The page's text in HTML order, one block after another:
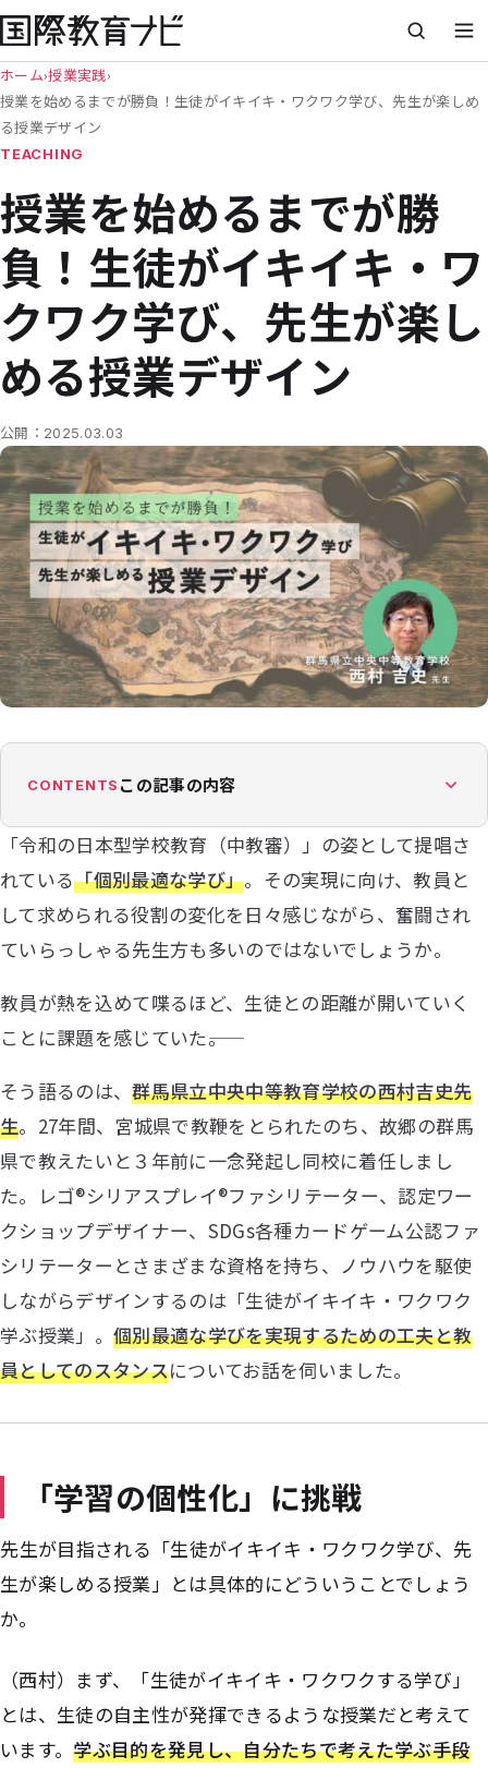
ホーム›授業実践›
授業を始めるまでが勝負！生徒がイキイキ・ワクワク学び、先生が楽しめ
る授業デザイン
TEACHING
授業を始めるまでが勝
負！生徒がイキイキ・ワ
クワク学び、先生が楽し
める授業デザイン
公開： 2025.03.03
CONTENTS この記事の内容
「令和の日本型学校教育（中教審）」の姿として提唱さ
れている「個別最適な学び」。その実現に向け、教員と
して求められる役割の変化を日々感じながら、奮闘され
ていらっしゃる先生方も多いのではないでしょうか。
教員が熱を込めて喋るほど、生徒との距離が開いていく
ことに課題を感じていた――。
そう語るのは、群馬県立中央中等教育学校の西村吉史先
生。27年間、宮城県で教鞭をとられたのち、故郷の群馬
県で教えたいと３年前に一念発起し同校に着任しまし
た。レゴ®シリアスプレイ®ファシリテーター、認定ワー
クショップデザイナー、SDGs各種カードゲーム公認ファ
シリテーターとさまざまな資格を持ち、ノウハウを駆使
しながらデザインするのは「生徒がイキイキ・ワクワク
学ぶ授業」。個別最適な学びを実現するための工夫と教
員としてのスタンスについてお話を伺いました。
「学習の個性化」に挑戦
――先生が目指される「生徒がイキイキ・ワクワク学び、先
生が楽しめる授業」とは具体的にどういうことでしょう
か。
（西村）まず、「生徒がイキイキ・ワクワクする学び」
とは、生徒の自主性が発揮できるような授業だと考えて
います。学ぶ目的を発見し、自分たちで考えた学ぶ手段